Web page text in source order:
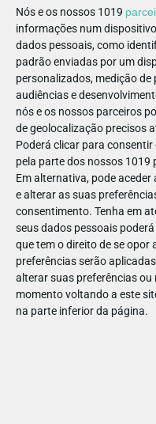
Nós e os nossos 1019
informações num
dados pessoais, como
padrão enviadas por um
personalizados, medição
audiências e
nós e os nossos parceiros
de geolocalização precisos
Poderá clicar para
pela parte dos nossos 1019
Em alternativa, pode
e alterar as suas
consentimento. Tenha em
seus dados pessoais
que tem o direito de se opor
preferências serão
alterar suas preferências
momento voltando a este
na parte inferior da página.
Do xisto
Arganil
A paisagem protegida da
Cascata Fraga da Pena.
cascata cai de forma
piscina natural. Quer seja
apenas molhar os pés, eis
gostos. Encontre esta e
onde há pores do sol de
tempo, dê um saltinho a
Cascata e
Não vai ser difícil
Mourão, bem perto da
dá origem a esta cascata